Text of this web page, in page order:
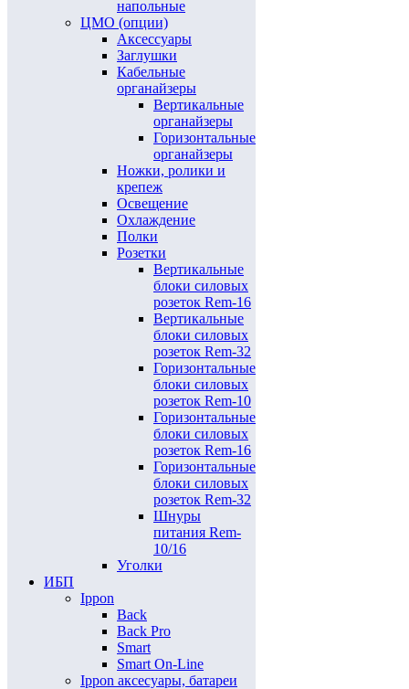
напольные
ЦМО (опции)
Аксессуары
Заглушки
Кабельные
органайзеры
Вертикальные
органайзеры
Горизонтальные
органайзеры
Ножки, ролики и
крепеж
Освещение
Охлаждение
Полки
Розетки
Вертикальные
блоки силовых
розеток Rem-16
Вертикальные
блоки силовых
розеток Rem-32
Горизонтальные
блоки силовых
розеток Rem-10
Горизонтальные
блоки силовых
розеток Rem-16
Горизонтальные
блоки силовых
розеток Rem-32
Шнуры
питания Rem-
10/16
Уголки
ИБП
Ippon
Back
Back Pro
Smart
Smart On-Line
Ippon аксесуары, батареи